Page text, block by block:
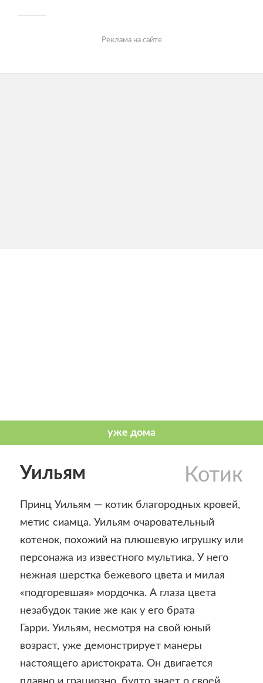
Реклама на сайте
Котик
Уильям
Принц Уильям — котик благородных кровей,
метис сиамца. Уильям очаровательный
котенок, похожий на плюшевую игрушку или
персонажа из известного мультика. У него
нежная шерстка бежевого цвета и милая
«подгоревшая» мордочка. А глаза цвета
незабудок такие же как у его брата
Гарри. Уильям, несмотря на свой юный
возраст, уже демонстрирует манеры
настоящего аристократа. Он двигается